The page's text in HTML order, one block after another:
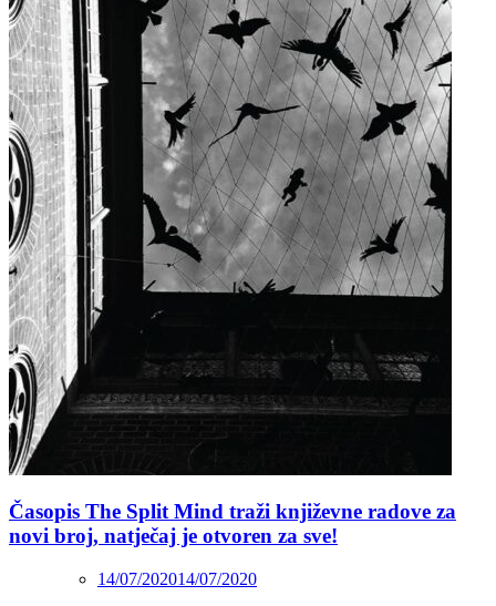
Časopis The Split Mind traži književne radove za
novi broj, natječaj je otvoren za sve!
14/07/202014/07/2020